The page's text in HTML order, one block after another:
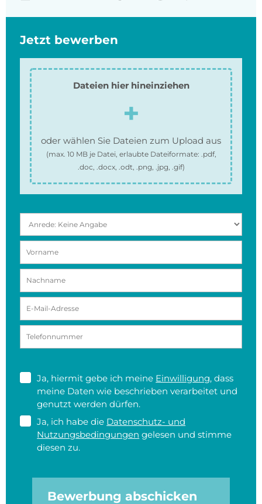
Jetzt bewerben
Dateien hier hineinziehen
oder wählen Sie Dateien zum Upload aus
(max. 10 MBje Datei, erlaubte Dateiformate: .pdf,
.doc, .docx, .odt, .png, .jpg, .gif)
Ja, hiermit gebe ich meine Einwilligung, dass
meine Daten wie beschrieben verarbeitet und
genutzt werden dürfen.
Ja, ich habe die Datenschutz- und
Nutzungsbedingungen gelesen und stimme
diesen zu.
Bewerbung abschicken